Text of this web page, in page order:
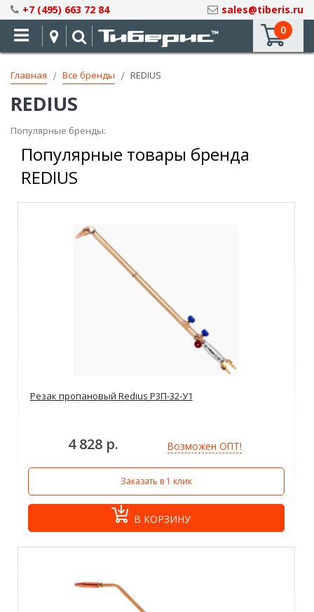
Skip
to
Content
+7 (495) 663 72 84
sales@tiberis.ru
0
Главная Все бренды REDIUS
REDIUS
Популярные бренды:
Популярные товары бренда
REDIUS
Резак пропановый Redius Р3П-32-У1
4 828 р. Возможен ОПТ!
Заказать в 1 клик
В КОРЗИНУ